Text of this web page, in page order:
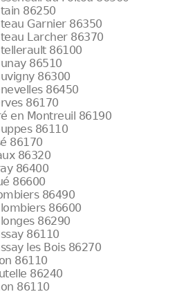
86250
Garnier 86350
Larcher 86370
86100
86510
86300
86450
86170
en Montreuil 86190
86110
86170
86320
86400
86600
86490
86600
86290
86110
les Bois 86270
86110
86240
86110